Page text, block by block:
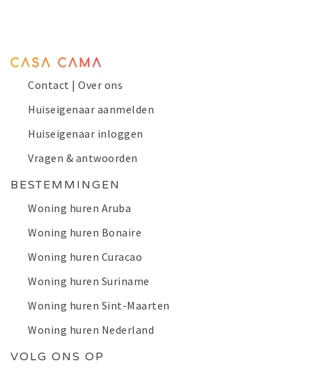
Contact | Over ons
Huiseigenaar aanmelden
Huiseigenaar inloggen
Vragen & antwoorden
BESTEMMINGEN
Woning huren Aruba
Woning huren Bonaire
Woning huren Curacao
Woning huren Suriname
Woning huren Sint-Maarten
Woning huren Nederland
VOLG ONS OP